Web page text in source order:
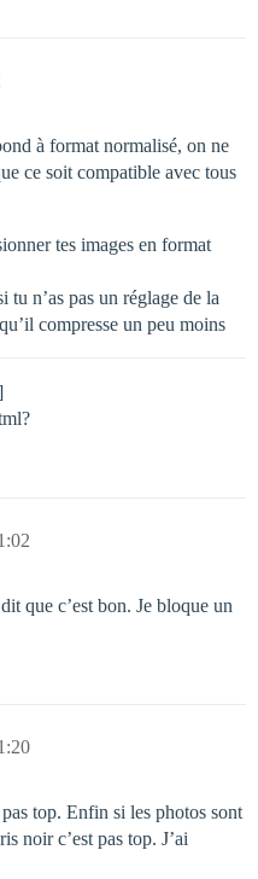
à format normalisé, on ne
ce soit compatible avec tous
tes images en format
n’as pas un réglage de la
compresse un peu moins
que c’est bon. Je bloque un
top. Enfin si les photos sont
noir c’est pas top. J’ai